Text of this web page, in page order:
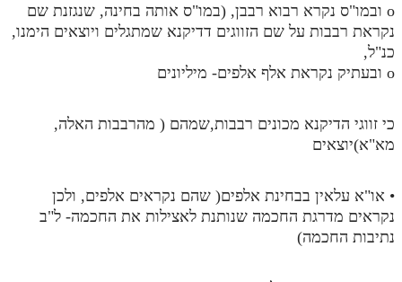
o ובמו"ס נקרא רבוא רבבן, (במו"ס אותה בחינה, שנגזנת שם
נקראת רבבות על שם הזווגים דדיקנא שמתגלים ויוצאים הימנו,
כנ"ל,
o ובעתיק נקראת אלף אלפים- מיליונים
כי זווגי הדיקנא מכונים רבבות,שמהם ( מהרבבות האלה,
מא"א)יוצאים
• או"א עלאין בבחינת אלפים( שהם נקראים אלפים, ולכן
נקראים מדרגת החכמה שנותנת לאצילות את החכמה- ל"ב
נתיבות החכמה)